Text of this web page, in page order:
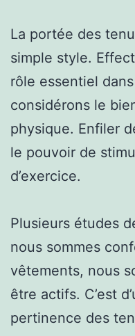
La portée des
simple style.
rôle essentiel
considérons le
physique. Enfiler
le pouvoir de
d’exercice.
Plusieurs études
nous sommes
vêtements, nous
être actifs. C’est
pertinence des